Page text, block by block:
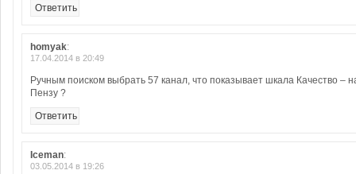
Ответить
homyak:
17.04.2014 в 20:49
Ручным поиском выбрать 57 канал, что показывает шкала Качество –
Пензу ?
Ответить
Iceman:
03.05.2014 в 19:26